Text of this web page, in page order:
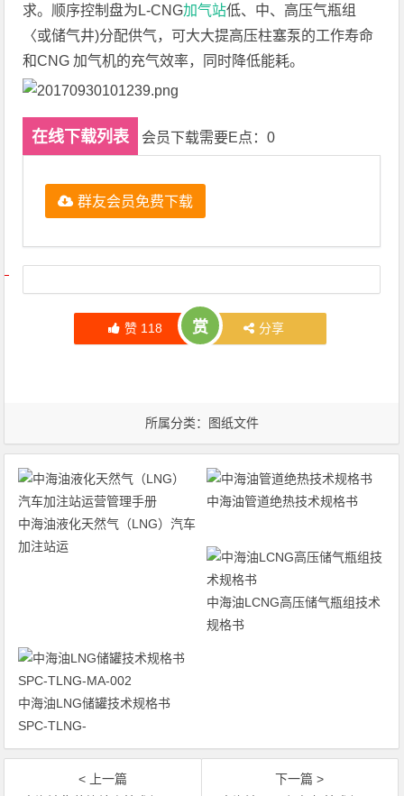
求。顺序控制盘为L-CNG加气站低、中、高压气瓶组
〈或储气井)分配供气，可大大提高压柱塞泵的工作寿命
和CNG 加气机的充气效率，同时降低能耗。
在线下载列表 会员下载需要E点：0
群友会员免费下载
文章导航
赞 118 赏 分享
所属分类： 图纸文件
中海油液化天然气（LNG）汽车
加注站运
中海油管道绝热技术规格书
中海油LCNG高压储气瓶组技术
规格书
中海油LNG储罐技术规格书
SPC-TLNG-
< 上一篇
下一篇 >